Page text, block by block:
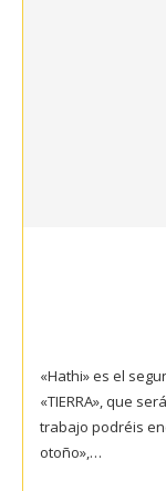
«Hathi» es el
«TIERRA», que
trabajo podréis
otoño»,…